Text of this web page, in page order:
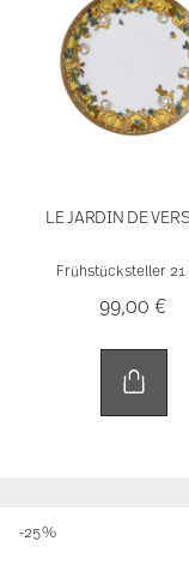
LE JARDIN DE
Frühstücksteller 21
99,00 €
-25%